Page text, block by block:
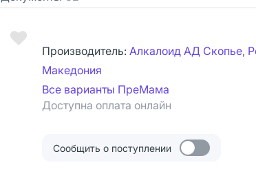
Производитель: Алкалоид АД Скопье,
Македония
Все варианты ПреМама
Доступна оплата онлайн
Сообщить о поступлении